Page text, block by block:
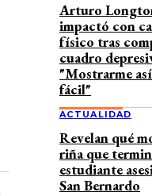
Arturo
impactó con
físico tras
cuadro
"Mostrarme
fácil"
ACTUALIDAD
Revelan qué
riña que
estudiante
San Bernardo